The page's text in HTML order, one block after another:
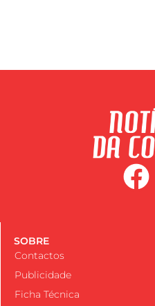
SOBRE
Contactos
Publicidade
Ficha Técnica